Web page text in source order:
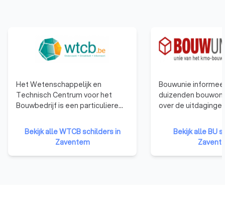
Het Wetenschappelijk en
Technisch Centrum voor het
Bouwbedrijf is een particuliere
in 1960 om het toegepaste
onderzoek in de industrie te
bevorderen en zo het
concurrentievermogen te
Bekijk alle WTCB schilders in
Zaventem
Bouwunie
duizenden
over de
Bouwunie is er
bedrijven en
ondernemers uit
We behartigen de
Bekijk alle BU